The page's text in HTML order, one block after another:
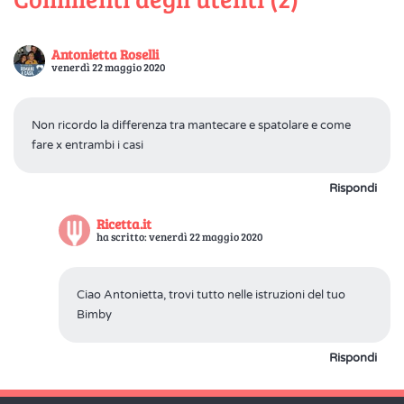
Antonietta Roselli
venerdì 22 maggio 2020
Non ricordo la differenza tra mantecare e spatolare e come
fare x entrambi i casi
Rispondi
Ricetta.it
ha scritto: venerdì 22 maggio 2020
Ciao Antonietta, trovi tutto nelle istruzioni del tuo
Bimby
Rispondi